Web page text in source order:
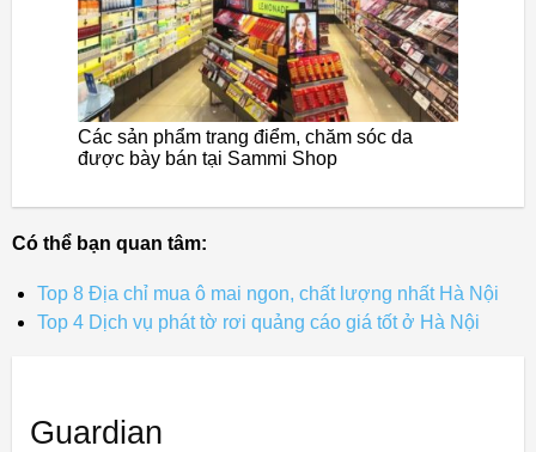
Các sản phẩm trang điểm, chăm sóc da
được bày bán tại Sammi Shop
Có thể bạn quan tâm:
Top 8 Địa chỉ mua ô mai ngon, chất lượng nhất Hà Nội
Top 4 Dịch vụ phát tờ rơi quảng cáo giá tốt ở Hà Nội
Guardian